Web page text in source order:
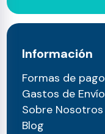
Información
Formas de pago
Gastos de Envío
Sobre Nosotros
Blog